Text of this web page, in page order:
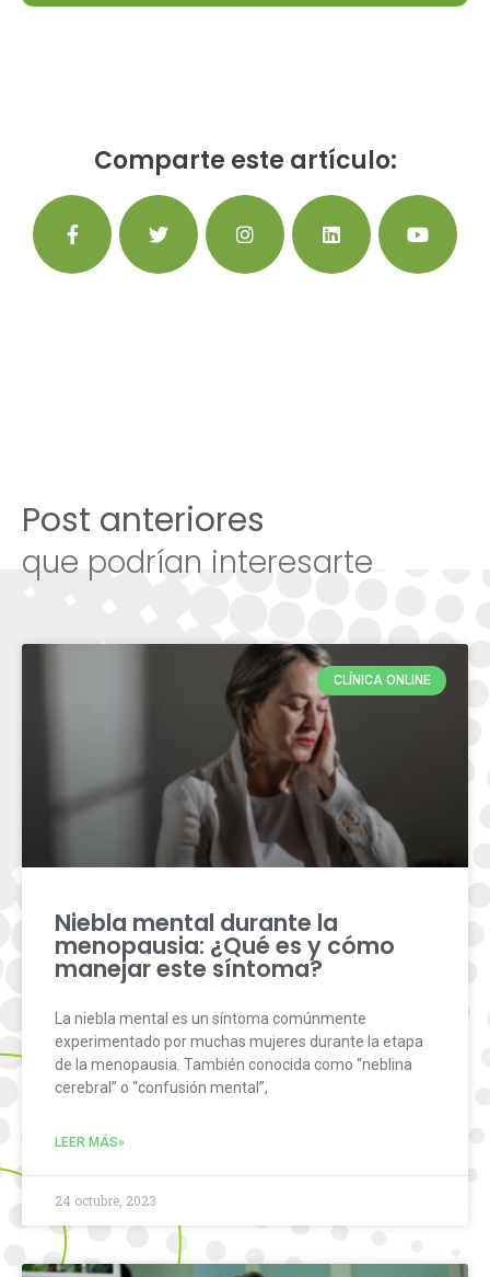
Comparte este artículo:
Post anteriores
que podrían interesarte
CLÍNICA ONLINE
Niebla mental durante la
menopausia: ¿Qué es y cómo
manejar este síntoma?
La niebla mental es un síntoma comúnmente
experimentado por muchas mujeres durante la etapa
de la menopausia. También conocida como “neblina
cerebral” o “confusión mental”,
LEER MÁS»
24 octubre, 2023